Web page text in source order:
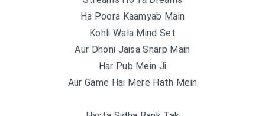
Ha Poora Kaamyab Main
Kohli Wala Mind Set
Aur Dhoni Jaisa Sharp Main
Har Pub Mein Ji
Aur Game Hai Mere Hath Mein